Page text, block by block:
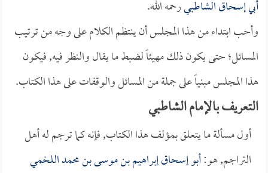
أبي إسحاق الشاطبيرحمه الله.
وأحب ابتداء من هذا المجلس أن ينتظم الكلام على وجه من ترتيب
المسائل؛ حتى يكون ذلك مهيئاً لضبط ما يقال والنظر فيه, فيكون
هذا المجلس مبنياً على جملة من المسائل والوقفات على هذا الكتاب.
التعريف بالإمام الشاطبي
أول مسألة ما يتعلق بمؤلف هذا الكتاب, فإنه كما ترجم له أهل
التراجم, هو:أبو إسحاق إبراهيم بن موسى بن محمد اللخمي